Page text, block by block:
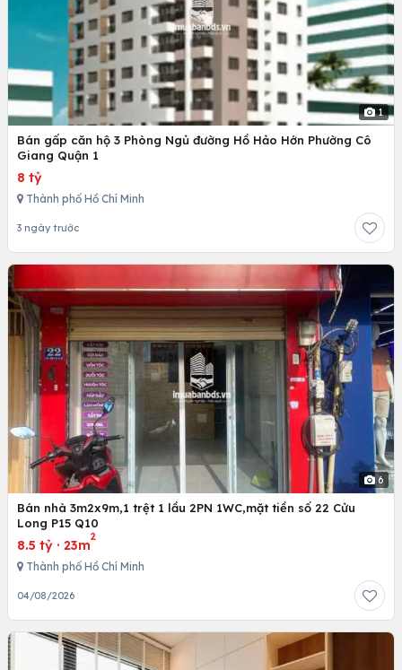
1
Bán gấp căn hộ 3 Phòng Ngủ đường Hồ Hảo Hớn Phường Cô
Giang Quận 1
8 tỷ
Thành phố Hồ Chí Minh
3 ngày trước
6
Bán nhà 3m2x9m,1 trệt 1 lầu 2PN 1WC,mặt tiền số 22 Cửu
Long P15 Q10
8.5 tỷ · 23m
2
Thành phố Hồ Chí Minh
04/08/2026